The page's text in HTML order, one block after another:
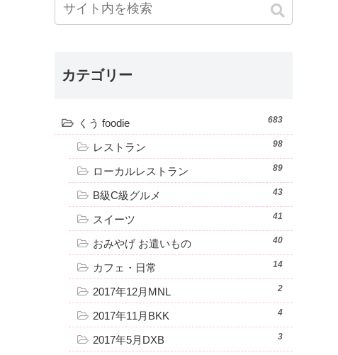
カテゴリー
くう foodie 683
レストラン 98
ローカルレストラン 89
B級C級グルメ 43
スイーツ 41
おみやげ お遣いもの 40
カフェ・日常 14
2017年12月MNL 2
2017年11月BKK 4
2017年5月DXB 3